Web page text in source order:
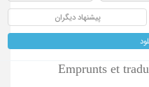
پیشنهاد دیگران
Emprunts et